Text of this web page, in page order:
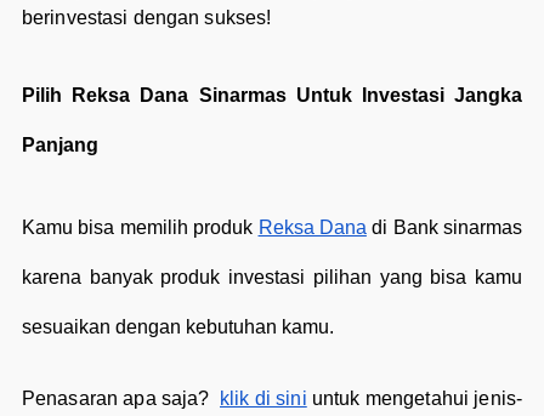
berinvestasi dengan sukses!
Pilih Reksa Dana Sinarmas Untuk Investasi Jangka
Panjang
Kamu bisa memilih produk Reksa Dana di Bank sinarmas
karena banyak produk investasi pilihan yang bisa kamu
sesuaikan dengan kebutuhan kamu.
Penasaran apa saja? klik di sini untuk mengetahui jenis-